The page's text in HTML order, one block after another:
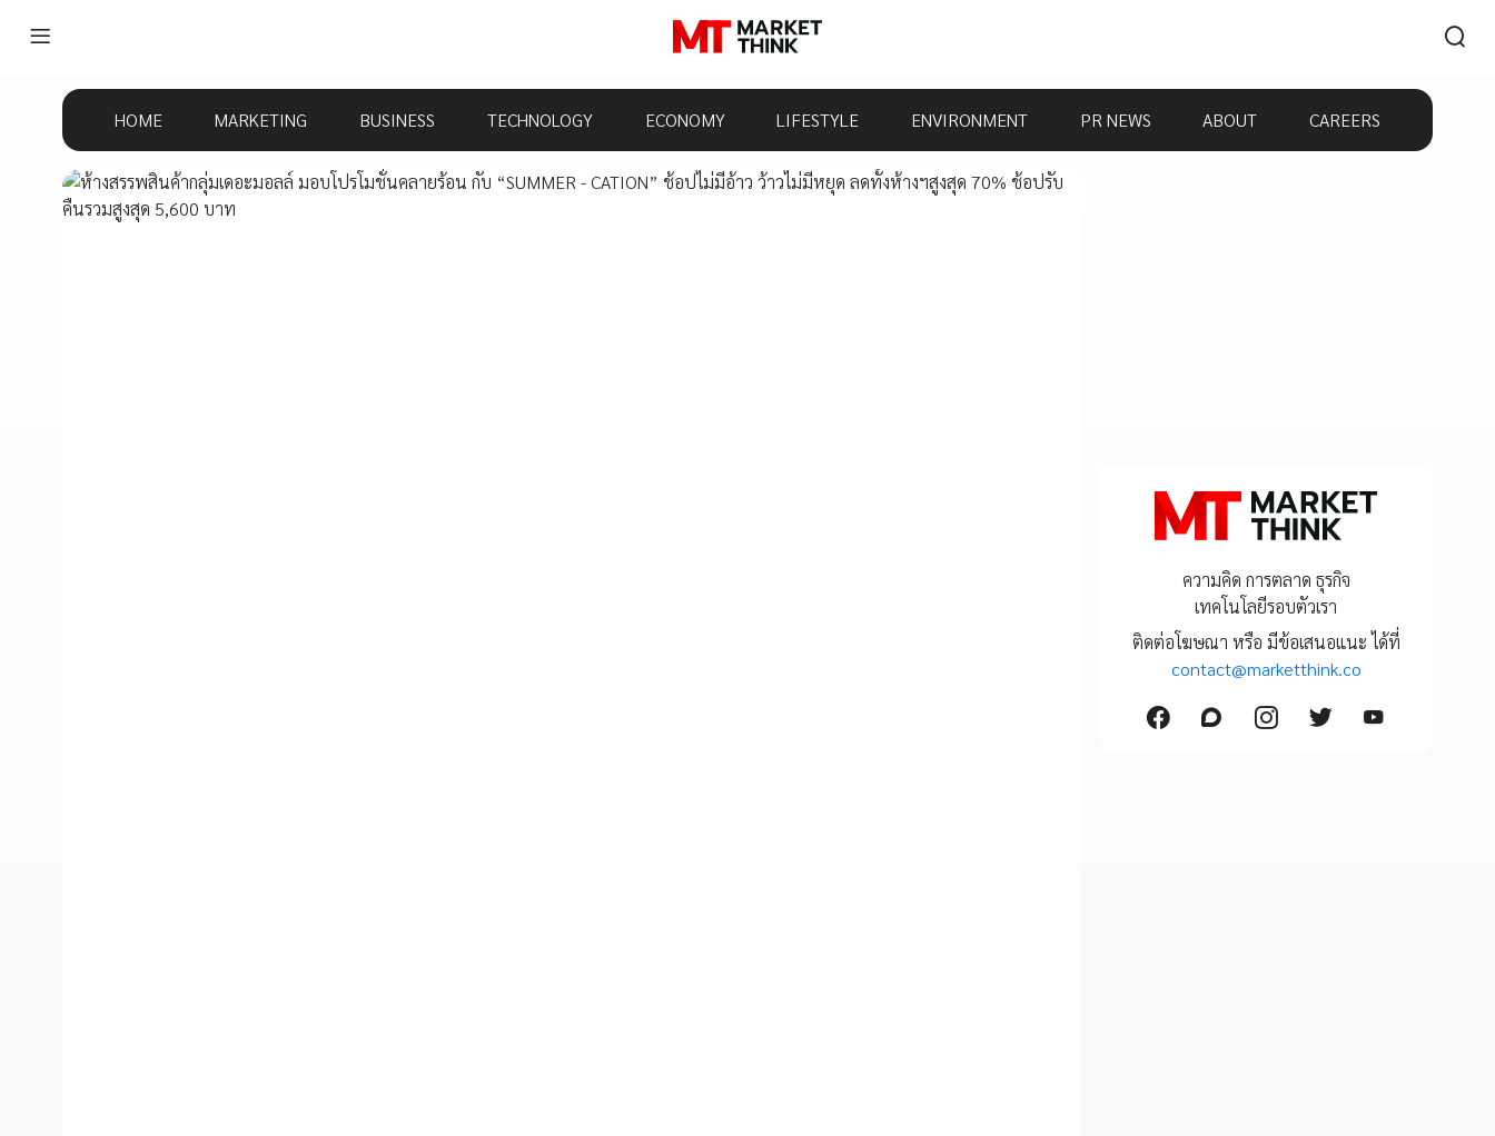
HOME MARKETING BUSINESS TECHNOLOGY ECONOMY LIFESTYLE ENVIRONMENT PR NEWS ABOUT CAREERS
ความคิด การตลาด ธุรกิจ
เทคโนโลยีรอบตัวเรา
ติดต่อโฆษณา หรือ มีข้อเสนอแนะ ได้ที่
contact@marketthink.co